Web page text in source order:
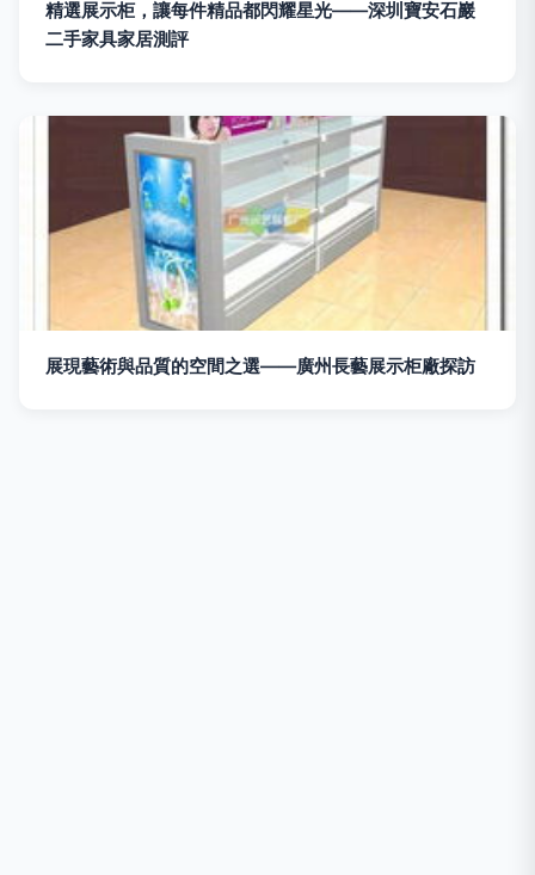
精選展示柜，讓每件精品都閃耀星光——深圳寶安石巖
二手家具家居測評
展現藝術與品質的空間之選——廣州長藝展示柜廠探訪